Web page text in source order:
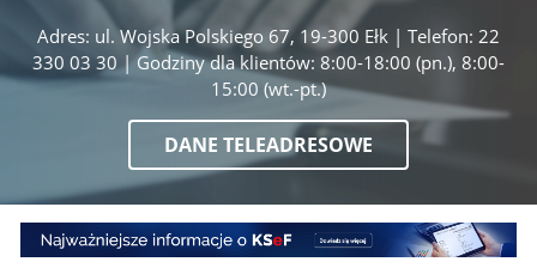
Adres: ul. Wojska Polskiego 67, 19-300 Ełk | Telefon: 22
330 03 30 | Godziny dla klientów: 8:00-18:00 (pn.), 8:00-
15:00 (wt.-pt.)
DANE TELEADRESOWE
Baner
1